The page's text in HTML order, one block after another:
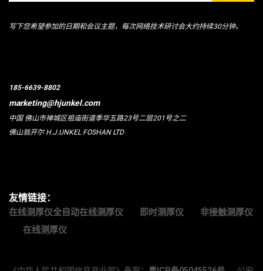
写下您希望参加的日期和会议主题，每次网络技术研讨会大约持续30分钟。
185-6639-8802
marketing@hjunkel.com
中国 佛山市禅城区祖庙街道季华五路23号二层201号之二
佛山翁开尔 H.J.UNKEL FOSHAN LTD
友情链接：
在线测厚仪全自动在线测厚仪 即时测厚仪
非接触测厚仪
在线测厚仪